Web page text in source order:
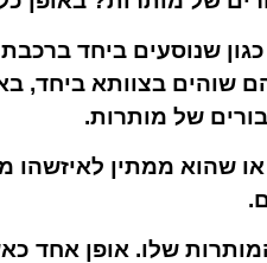
שנוסעים ביחד
שוהים בצוותא ביחד,
של מותרות.
שהוא ממתין לאיזשהו
שלו. אופן אחד